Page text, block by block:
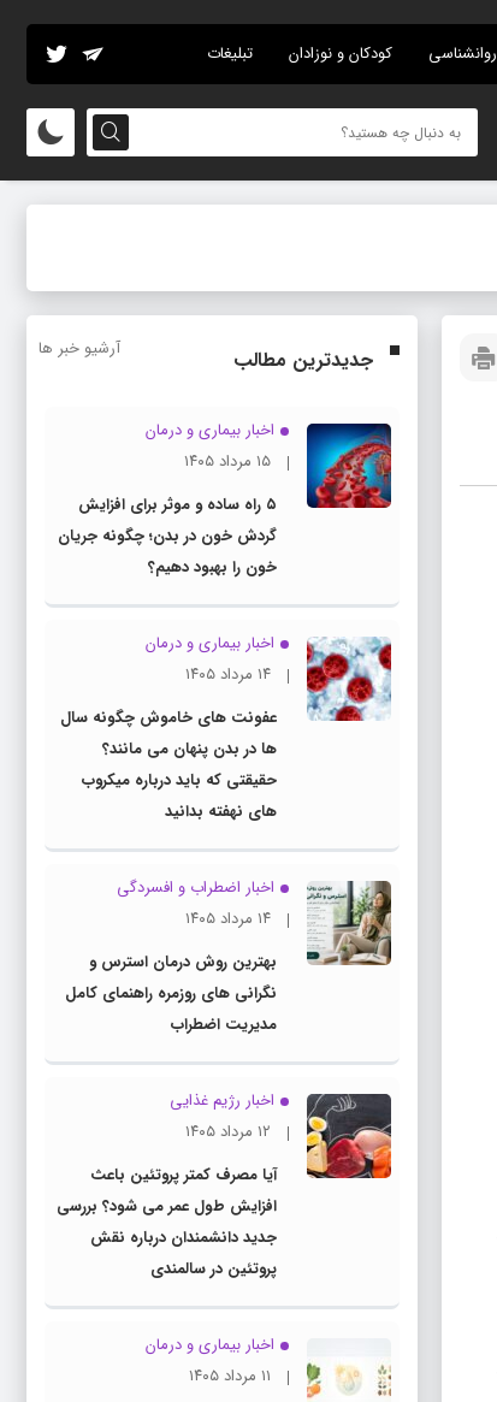
روانشناسی کودکان و نوزادان تبلیغات
جدیدترین مطالب آرشیو خبر ها
اخبار بیماری و درمان
۱۵ مرداد ۱۴۰۵
۵ راه ساده و موثر برای افزایش
گردش خون در بدن؛ چگونه جریان
خون را بهبود دهیم؟
اخبار بیماری و درمان
۱۴ مرداد ۱۴۰۵
عفونت های خاموش چگونه سال
ها در بدن پنهان می مانند؟
حقیقتی که باید درباره میکروب
های نهفته بدانید
اخبار اضطراب و افسردگی
۱۴ مرداد ۱۴۰۵
بهترین روش درمان استرس و
نگرانی های روزمره راهنمای کامل
مدیریت اضطراب
اخبار رژیم غذایی
۱۲ مرداد ۱۴۰۵
آیا مصرف کمتر پروتئین باعث
افزایش طول عمر می شود؟ بررسی
جدید دانشمندان درباره نقش
پروتئین در سالمندی
اخبار بیماری و درمان
۱۱ مرداد ۱۴۰۵